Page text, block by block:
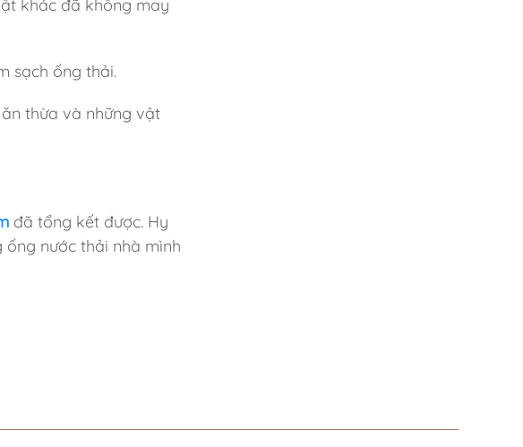
khác đã không may
sạch ống thải.
thừa và những vật
đã tổng kết được. Hy
nước thải nhà mình